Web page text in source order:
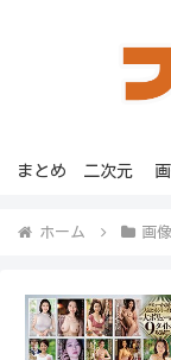
まとめ 二次元
ホーム 画像